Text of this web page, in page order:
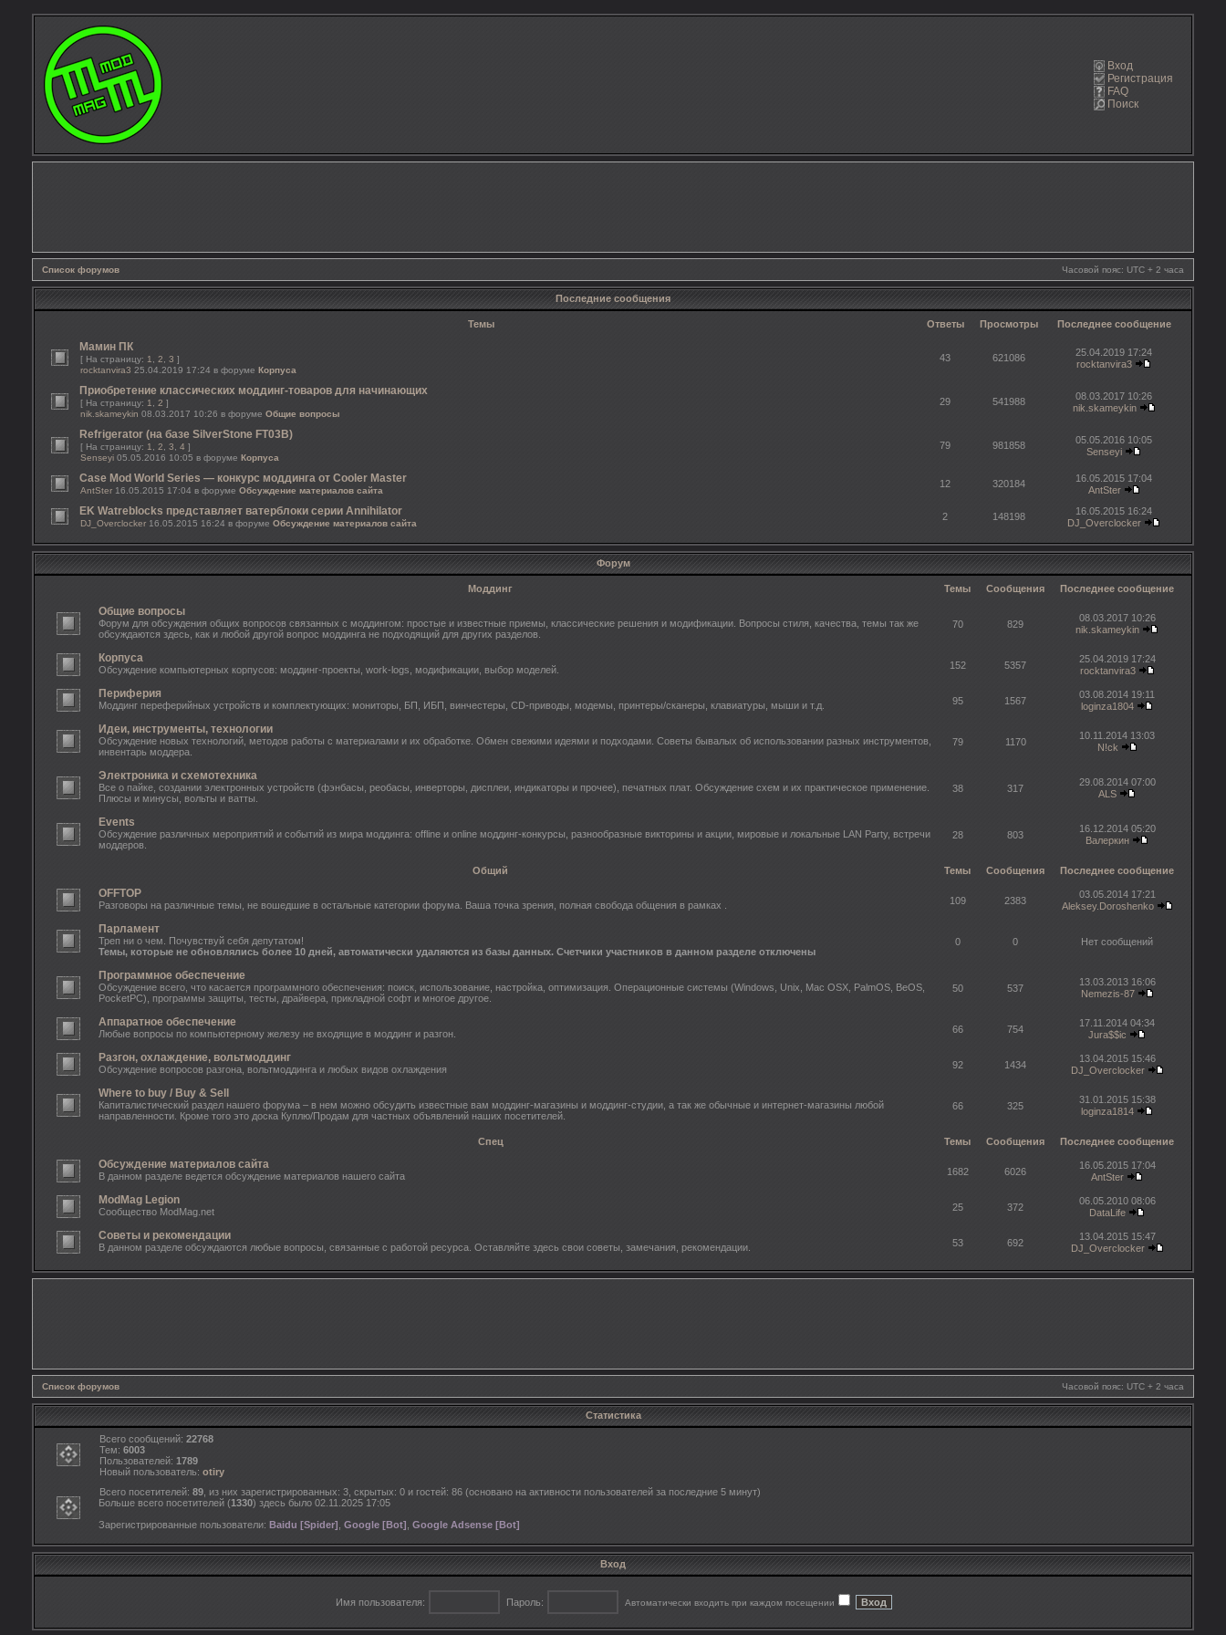
Вход
Регистрация
FAQ
Поиск
Список форумов Часовой пояс: UTC + 2 часа
Последние сообщения
Темы Ответы Просмотры Последнее сообщение
Мамин ПК
[ На страницу: 1 2 3 ]
rocktanvira3 25.04.2019 17:24 в форуме Корпуса
43 621086
25.04.2019 17:24
rocktanvira3
Приобретение классических моддинг-товаров для начинающих
[ На страницу: 1 2 ]
nik.skameykin 08.03.2017 10:26 в форуме Общие вопросы
29 541988
08.03.2017 10:26
nik.skameykin
Refrigerator (на базе SilverStone FT03B)
[ На страницу: 1 2 3 4 ]
Senseyi 05.05.2016 10:05 в форуме Корпуса
79 981858
05.05.2016 10:05
Senseyi
Case Mod World Series — конкурс моддинга от Cooler Master
AntSter 16.05.2015 17:04 в форуме Обсуждение материалов сайта
12 320184
16.05.2015 17:04
AntSter
EK Watreblocks представляет ватерблоки серии Annihilator
DJ_Overclocker 16.05.2015 16:24 в форуме Обсуждение материалов сайта
2 148198
16.05.2015 16:24
DJ_Overclocker
Форум
Моддинг Темы Сообщения Последнее сообщение
Общие вопросы
Форум для обсуждения общих вопросов связанных с моддингом: простые и известные приемы, классические решения и модификации. Вопросы стиля, качества, темы так же
обсуждаются здесь, как и любой другой вопрос моддинга не подходящий для других разделов.
70 829
08.03.2017 10:26
nik.skameykin
Корпуса
Обсуждение компьютерных корпусов: моддинг-проекты, work-logs, модификации, выбор моделей. 152 5357
25.04.2019 17:24
rocktanvira3
Периферия
Моддинг переферийных устройств и комплектующих: мониторы, БП, ИБП, винчестеры, СD-приводы, модемы, принтеры/сканеры, клавиатуры, мыши и т.д. 95 1567
03.08.2014 19:11
loginza1804
Идеи, инструменты, технологии
Обсуждение новых технологий, методов работы с материалами и их обработке. Обмен свежими идеями и подходами. Советы бывалых об использовании разных инструментов,
инвентарь моддера.
79 1170
10.11.2014 13:03
N!ck
Электроника и схемотехника
Все о пайке, создании электронных устройств (фэнбасы, реобасы, инверторы, дисплеи, индикаторы и прочее), печатных плат. Обсуждение схем и их практическое применение.
Плюсы и минусы, вольты и ватты.
38 317
29.08.2014 07:00
ALS
Events
Обсуждение различных мероприятий и событий из мира моддинга: offline и online моддинг-конкурсы, разнообразные викторины и акции, мировые и локальные LAN Party, встречи
моддеров.
28 803
16.12.2014 05:20
Валеркин
Общий Темы Сообщения Последнее сообщение
OFFTOP
Разговоры на различные темы, не вошедшие в остальные категории форума. Ваша точка зрения, полная свобода общения в рамках . 109 2383
03.05.2014 17:21
Aleksey.Doroshenko
Парламент
Треп ни о чем. Почувствуй себя депутатом!
Темы, которые не обновлялись более 10 дней, автоматически удаляются из базы данных. Счетчики участников в данном разделе отключены
0 0 Нет сообщений
Программное обеспечение
Обсуждение всего, что касается программного обеспечения: поиск, использование, настройка, оптимизация. Операционные системы (Windows, Unix, Mac OSX, PalmOS, BeOS,
PocketPC), программы защиты, тесты, драйвера, прикладной софт и многое другое.
50 537
13.03.2013 16:06
Nemezis-87
Аппаратное обеспечение
Любые вопросы по компьютерному железу не входящие в моддинг и разгон. 66 754
17.11.2014 04:34
Jura$$ic
Разгон, охлаждение, вольтмоддинг
Обсуждение вопросов разгона, вольтмоддинга и любых видов охлаждения 92 1434
13.04.2015 15:46
DJ_Overclocker
Where to buy / Buy & Sell
Капиталистический раздел нашего форума – в нем можно обсудить известные вам моддинг-магазины и моддинг-студии, а так же обычные и интернет-магазины любой
направленности. Кроме того это доска Куплю/Продам для частных объявлений наших посетителей.
66 325
31.01.2015 15:38
loginza1814
Спец Темы Сообщения Последнее сообщение
Обсуждение материалов сайта
В данном разделе ведется обсуждение материалов нашего сайта 1682 6026
16.05.2015 17:04
AntSter
ModMag Legion
Сообщество ModMag.net 25 372
06.05.2010 08:06
DataLife
Советы и рекомендации
В данном разделе обсуждаются любые вопросы, связанные с работой ресурса. Оставляйте здесь свои советы, замечания, рекомендации. 53 692
13.04.2015 15:47
DJ_Overclocker
Список форумов Часовой пояс: UTC + 2 часа
Статистика
Всего сообщений: 22768
Тем: 6003
Пользователей: 1789
Новый пользователь: otiry
Всего посетителей: 89 , из них зарегистрированных: 3, скрытых: 0 и гостей: 86 (основано на активности пользователей за последние 5 минут)
Больше всего посетителей (1330) здесь было 02.11.2025 17:05
Зарегистрированные пользователи: Baidu [Spider] Google [Bot] Google Adsense [Bot]
Вход
Имя пользователя: Пароль: Автоматически входить при каждом посещении